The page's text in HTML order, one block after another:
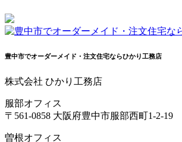
豊中市でオーダーメイド・注文住宅ならひかり工務店
株式会社 ひかり工務店
服部オフィス
〒561-0858 大阪府豊中市服部西町1-2-19
曽根オフィス